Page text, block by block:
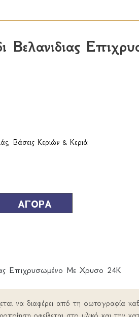
Βελανιδιας
, Βάσεις Κεριών & Κεριά
ΑΓΟΡΑ
Επιχρυσωμένο Με Χρυσο 24Κ
να διαφέρει από τη φωτογραφία